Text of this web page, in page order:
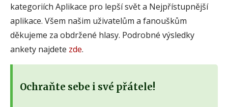
kategoriích Aplikace pro lepší svět a Nejpřístupnější
aplikace. Všem našim uživatelům a fanouškům
děkujeme za obdržené hlasy. Podrobné výsledky
ankety najdete zde.
Ochraňte sebe i své přátele!